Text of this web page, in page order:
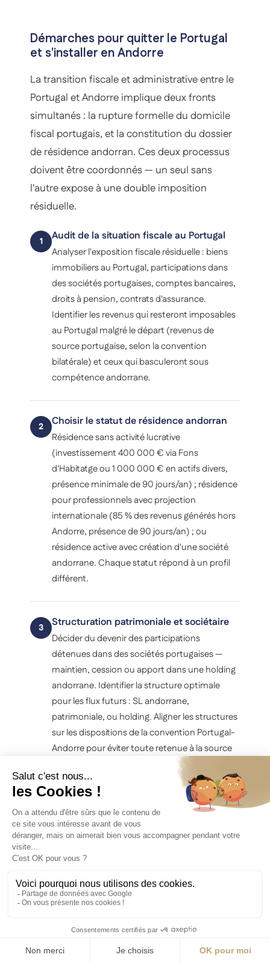
Démarches pour quitter le Portugal
et s'installer en Andorre
La transition fiscale et administrative entre le
Portugal et Andorre implique deux fronts
simultanés : la rupture formelle du domicile
fiscal portugais, et la constitution du dossier
de résidence andorran. Ces deux processus
doivent être coordonnés — un seul sans
l'autre expose à une double imposition
résiduelle.
1 Audit de la situation fiscale au Portugal
Analyser l'exposition fiscale résiduelle : biens
immobiliers au Portugal, participations dans
des sociétés portugaises, comptes bancaires,
droits à pension, contrats d'assurance.
Identifier les revenus qui resteront imposables
au Portugal malgré le départ (revenus de
source portugaise, selon la convention
bilatérale) et ceux qui basculeront sous
compétence andorrane.
2 Choisir le statut de résidence andorran
Résidence sans activité lucrative
(investissement 400 000 € via Fons
d'Habitatge ou 1 000 000 € en actifs divers,
présence minimale de 90 jours/an) ; résidence
pour professionnels avec projection
internationale (85 % des revenus générés hors
Andorre, présence de 90 jours/an) ; ou
résidence active avec création d'une société
andorrane. Chaque statut répond à un profil
différent.
3 Structuration patrimoniale et sociétaire
Décider du devenir des participations
détenues dans des sociétés portugaises —
maintien, cession ou apport dans une holding
andorrane. Identifier la structure optimale
pour les flux futurs : SL andorrane,
patrimoniale, ou holding. Aligner les structures
sur les dispositions de la convention Portugal-
Andorre pour éviter toute retenue à la source
4 Déclaration de départ fiscal au Portugal
Notifier formellement l'
Aduaneira(AT) du changement de résidence
fiscale. Présenter la résidence andorrane
déclaration — via le formulaire de
désinscription du registre fiscal portugais — est
convention bilatérale et éviter toute double
imposition non conventionnée. Conserver